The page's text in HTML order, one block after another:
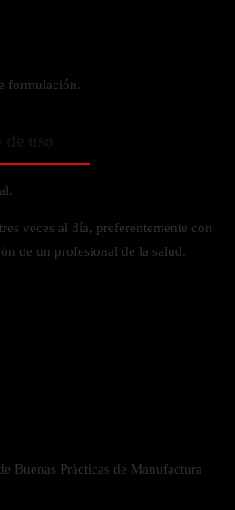
formulación.
veces al día, preferentemente con
de un profesional de la salud.
Buenas Prácticas de Manufactura